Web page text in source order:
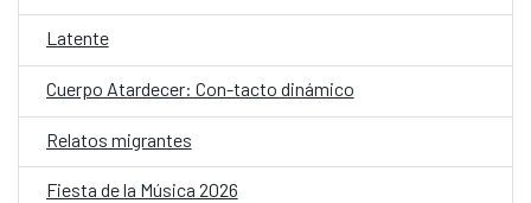
Latente
Cuerpo Atardecer: Con-tacto dinámico
Relatos migrantes
Fiesta de la Música 2026